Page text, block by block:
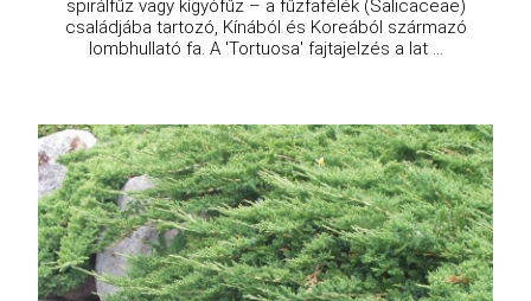
spirálfűz vagy kígyófűz – a fűzfafélék (Salicaceae)
családjába tartozó, Kínából és Koreából származó
lombhullató fa. A 'Tortuosa' fajtajelzés a lat ...